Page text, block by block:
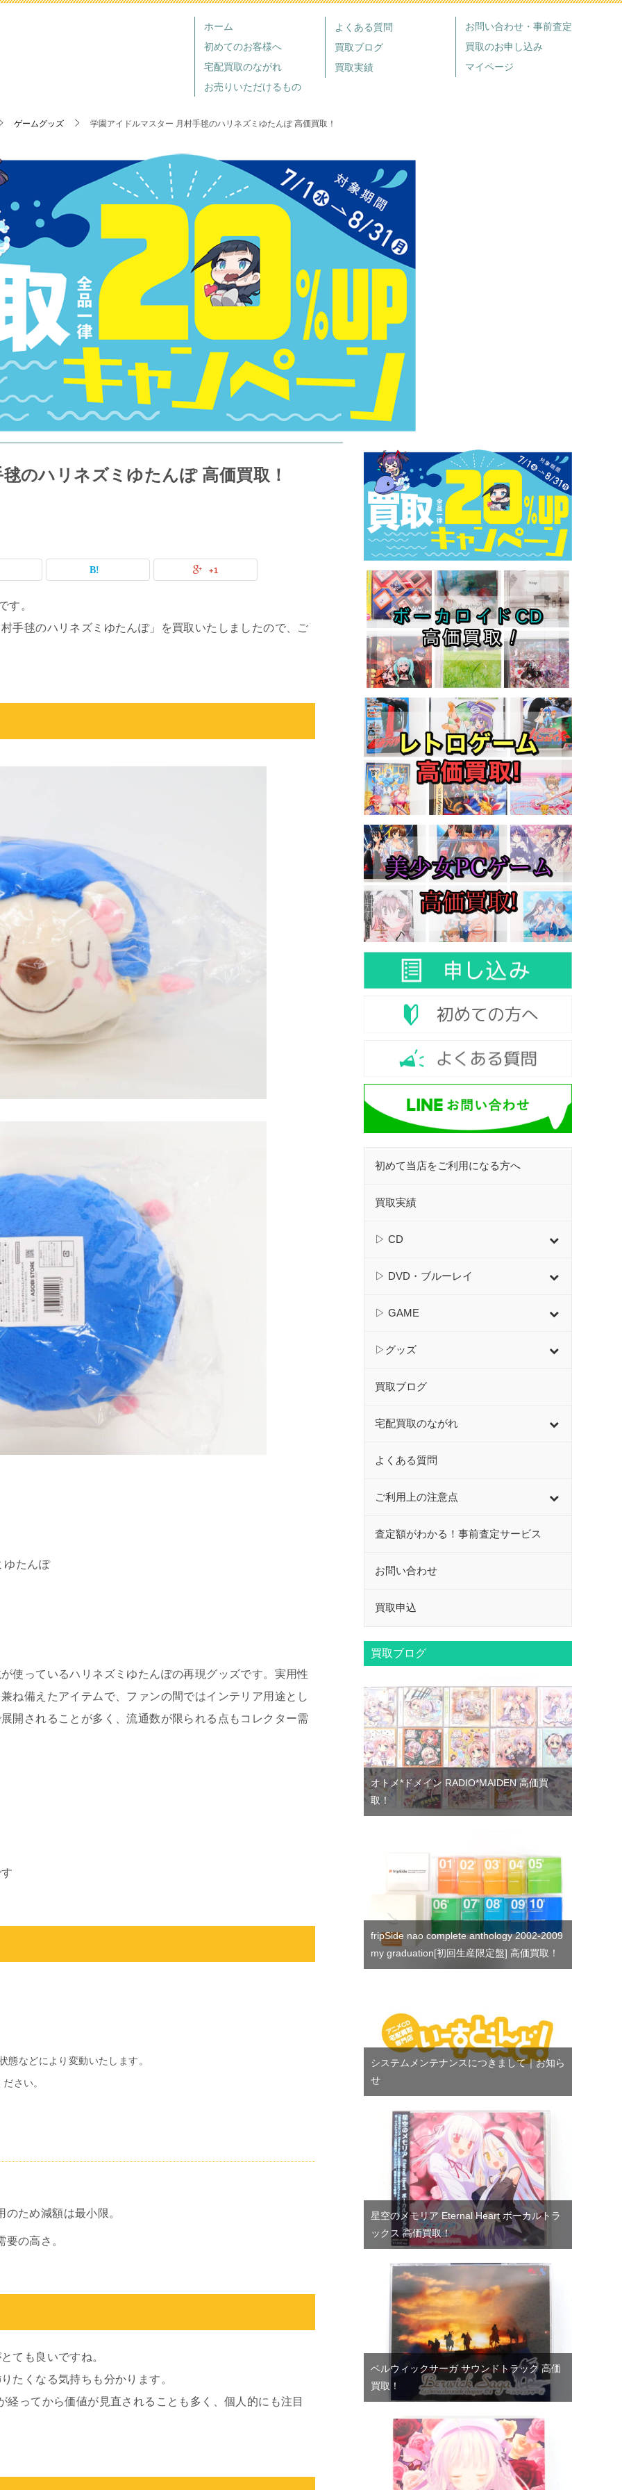
ホーム
初めてのお客様へ
宅配買取のながれ
お売りいただけるもの
よくある質問
買取ブログ
買取実績
お問い合わせ・事前査定
買取のお申し込み
マイページ
ゲームグッズ 学園アイドルマスター 月村手毬のハリネズミゆたんぽ 高価買取！
のハリネズミゆたんぽ 高価買取！
+1
す。
手毬のハリネズミゆたんぽ」を買取いたしましたので、ご
ゆたんぽ
使っているハリネズミゆたんぽの再現グッズです。実用性
ね備えたアイテムで、ファンの間ではインテリア用途とし
開されることが多く、流通数が限られる点もコレクター需
などにより変動いたします。
さい。
ため減額は最小限。
の高さ。
ても良いですね。
たくなる気持ちも分かります。
ってから価値が見直されることも多く、個人的にも注目
初めて当店をご利用になる方へ
買取実績
▷ CD
▷ DVD・ブルーレイ
▷ GAME
▷グッズ
買取ブログ
宅配買取のながれ
よくある質問
ご利用上の注意点
査定額がわかる！事前査定サービス
お問い合わせ
買取申込
買取ブログ
オトメ*ドメイン RADIO*MAIDEN 高価買
取！
fripSide nao complete anthology 2002-2009
my graduation[初回生産限定盤] 高価買取！
システムメンテナンスにつきまして｜お知ら
せ
星空のメモリア Eternal Heart ボーカルトラ
ックス 高価買取！
ベルウィックサーガ サウンドトラック 高価
買取！